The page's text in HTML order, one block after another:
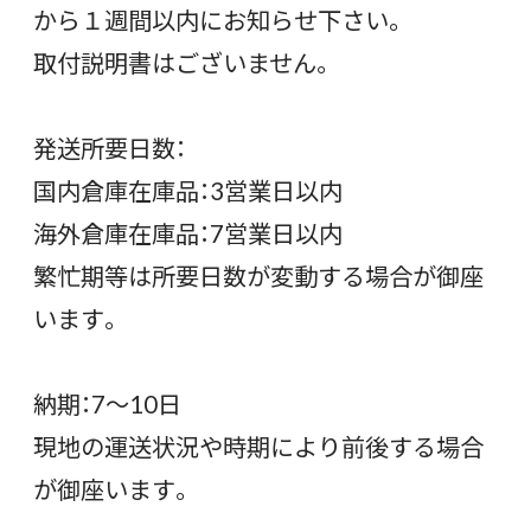
から１週間以内にお知らせ下さい。
取付説明書はございません。
発送所要日数：
国内倉庫在庫品：3営業日以内
海外倉庫在庫品：7営業日以内
繁忙期等は所要日数が変動する場合が御座
います。
納期：7〜10日
現地の運送状況や時期により前後する場合
が御座います。